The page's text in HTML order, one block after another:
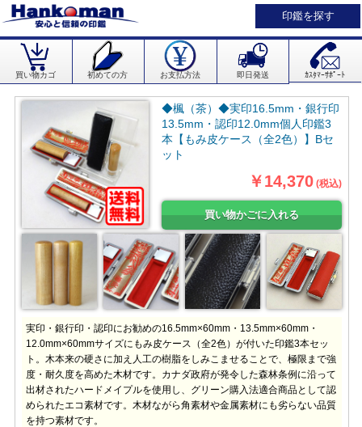
印鑑を探す
買い物カゴ 初めての方 お支払方法 即日発送 ｶｽﾀﾏｰｻﾎﾟｰﾄ
◆楓（茶）◆実印16.5mm・銀行印
13.5mm・認印12.0mm個人印鑑3
本【もみ皮ケース（全2色）】Bセ
ット
￥14,370 (税込)
実印・銀行印・認印にお勧めの16.5mm×60mm・13.5mm×60mm・
12.0mm×60mmサイズにもみ皮ケース（全2色）が付いた印鑑3本セッ
ト。木本来の硬さに加え人工の樹脂をしみこませることで、極限まで強
度・耐久度を高めた木材です。カナダ政府が発令した森林条例に沿って
出材されたハードメイプルを使用し、グリーン購入法適合商品として認
められたエコ素材です。木材ながら角素材や金属素材にも劣らない品質
を持つ素材です。